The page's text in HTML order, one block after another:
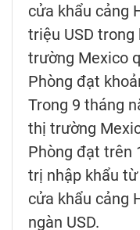
cửa khẩu cảng
triệu USD
trường Mexico
Phòng đạt
Trong 9 tháng
thị trường
Phòng đạt trên
trị nhập khẩu
cửa khẩu cảng
ngàn USD.